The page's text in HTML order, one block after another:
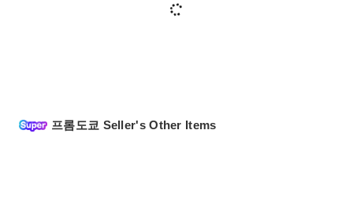
프롬도쿄 Seller's Other Items